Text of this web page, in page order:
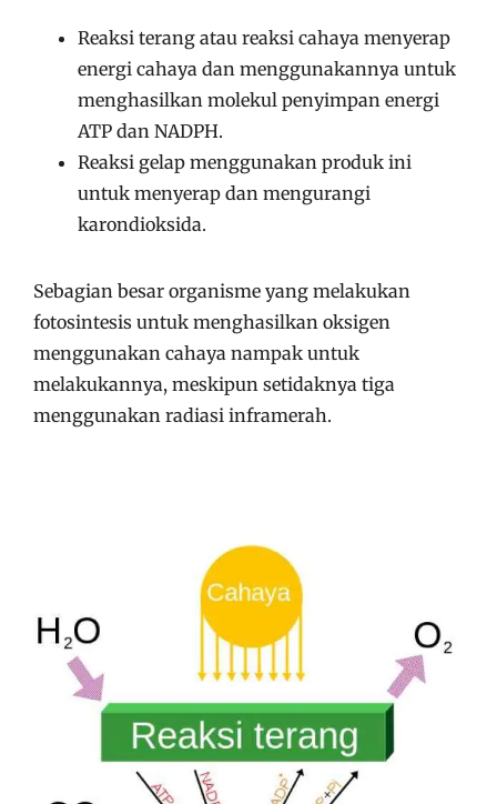
Reaksi terang atau reaksi cahaya menyerap
energi cahaya dan menggunakannya untuk
menghasilkan molekul penyimpan energi
ATP dan NADPH.
Reaksi gelap menggunakan produk ini
untuk menyerap dan mengurangi
karondioksida.
Sebagian besar organisme yang melakukan
fotosintesis untuk menghasilkan oksigen
menggunakan cahaya nampak untuk
melakukannya, meskipun setidaknya tiga
menggunakan radiasi inframerah.